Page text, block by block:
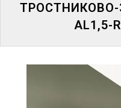
ТРОСТНИКОВО-
AL1,5-